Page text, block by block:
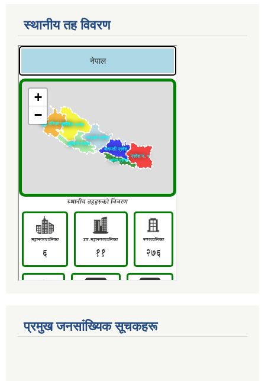
स्थानीय तह विवरण
प्रमुख जनसांख्यिक सूचकहरू